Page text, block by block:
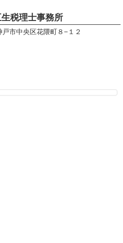
生税理士事務所
戸市中央区花隈町８−１２